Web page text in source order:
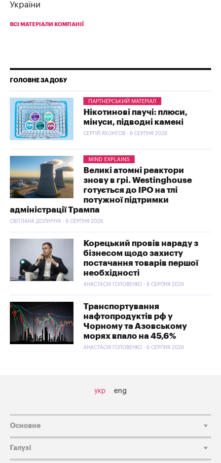
України
ВСІ МАТЕРІАЛИ КОМПАНІЇ
ГОЛОВНЕ ЗА ДОБУ
ПАРТНЕРСЬКИЙ МАТЕРІАЛ
Нікотинові паучі: плюси,
мінуси, підводні камені
СЕРГІЙ ЯХОНТОВ - 6 СЕРПНЯ 2026
MIND EXPLAINS
Великі атомні реактори
знову в грі. Westinghouse
готується до IPO на тлі
потужної підтримки
адміністрації Трампа
СВІТЛАНА ДОЛІНЧУК - 6 СЕРПНЯ 2026
Корецький провів нараду з
бізнесом щодо захисту
постачання товарів першої
необхідності
АНАСТАСІЯ ГОЛОВЕНКО - 6 СЕРПНЯ 2026
Транспортування
нафтопродуктів рф у
Чорному та Азовському
морях впало на 45,6%
АНАСТАСІЯ ГОЛОВЕНКО - 6 СЕРПНЯ 2026
укр eng
Основне
Галузі